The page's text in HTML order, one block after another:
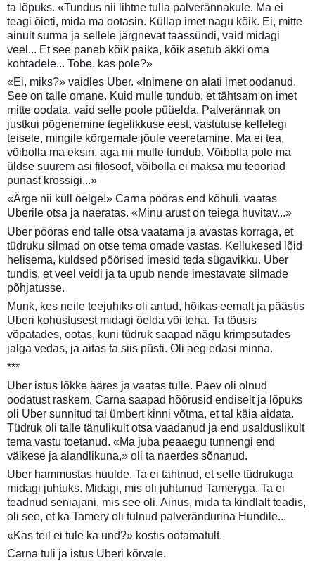
ta lõpuks. «Tundus nii lihtne tulla palverännakule. Ma ei
teagi õieti, mida ma ootasin. Küllap imet nagu kõik. Ei, mitte
ainult surma ja sellele järgnevat taassündi, vaid midagi
veel... Et see paneb kõik paika, kõik asetub äkki oma
kohtadele... Tobe, kas pole?»
«Ei, miks?» vaidles Uber. «Inimene on alati imet oodanud.
See on talle omane. Kuid mulle tundub, et tähtsam on imet
mitte oodata, vaid selle poole püüelda. Palverännak on
justkui põgenemine tegelikkuse eest, vastutuse kellelegi
teisele, mingile kõrgemale jõule veeretamine. Ma ei tea,
võibolla ma eksin, aga nii mulle tundub. Võibolla pole ma
üldse suurem asi filosoof, võibolla ei maksa mu teooriad
punast krossigi...»
«Ärge nii küll öelge!» Carna pööras end kõhuli, vaatas
Uberile otsa ja naeratas. «Minu arust on teiega huvitav...»
Uber pööras end talle otsa vaatama ja avastas korraga, et
tüdruku silmad on otse tema omade vastas. Kellukesed lõid
helisema, kuldsed pöörised imesid teda sügavikku. Uber
tundis, et veel veidi ja ta upub nende imestavate silmade
põhjatusse.
Munk, kes neile teejuhiks oli antud, hõikas eemalt ja päästis
Uberi kohustusest midagi öelda või teha. Ta tõusis
võpatades, ootas, kuni tüdruk saapad nägu krimpsutades
jalga vedas, ja aitas ta siis püsti. Oli aeg edasi minna.
***
Uber istus lõkke ääres ja vaatas tulle. Päev oli olnud
oodatust raskem. Carna saapad hõõrusid endiselt ja lõpuks
oli Uber sunnitud tal ümbert kinni võtma, et tal käia aidata.
Tüdruk oli talle tänulikult otsa vaadanud ja end usalduslikult
tema vastu toetanud. «Ma juba peaaegu tunnengi end
väikese ja alandlikuna,» oli ta naerdes sõnanud.
Uber hammustas huulde. Ta ei tahtnud, et selle tüdrukuga
midagi juhtuks. Midagi, mis oli juhtunud Tameryga. Ta ei
teadnud seniajani, mis see oli. Ainus, mida ta kindlalt teadis,
oli see, et ka Tamery oli tulnud palverändurina Hundile...
«Kas teil ei tule ka und?» kostis ootamatult.
Carna tuli ja istus Uberi kõrvale.